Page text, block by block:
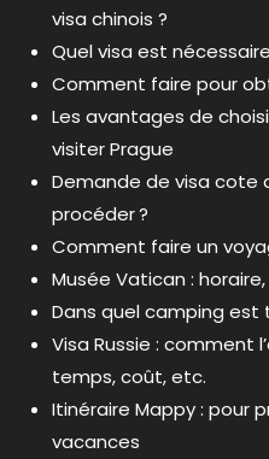
visa chinois ?
Quel visa est
Comment faire pour
Les avantages de
visiter Prague
Demande de visa cote
procéder ?
Comment faire un
Musée Vatican :
Dans quel camping est
Visa Russie : comment
temps, coût, etc.
Itinéraire Mappy : pour
vacances